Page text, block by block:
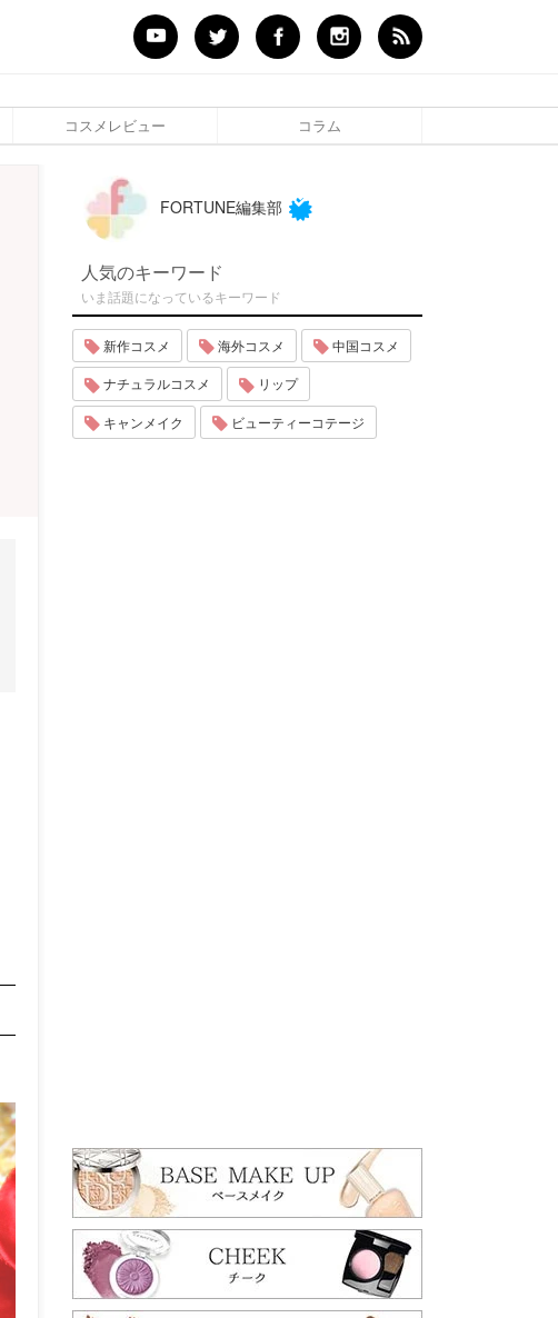
コスメレビュー コラム
FORTUNE編集部
人気のキーワード
いま話題になっているキーワード
新作コスメ 海外コスメ 中国コスメ
ナチュラルコスメ リップ
キャンメイク ビューティーコテージ